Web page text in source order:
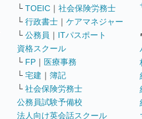
└ TOEIC ｜ 社会保険労務士
└ 行政書士 ｜ ケアマネジャー
└ 公務員 ｜ ITパスポート
資格スクール
└ FP ｜ 医療事務
└ 宅建 ｜ 簿記
└ 社会保険労務士
公務員試験予備校
法人向け英会話スクール